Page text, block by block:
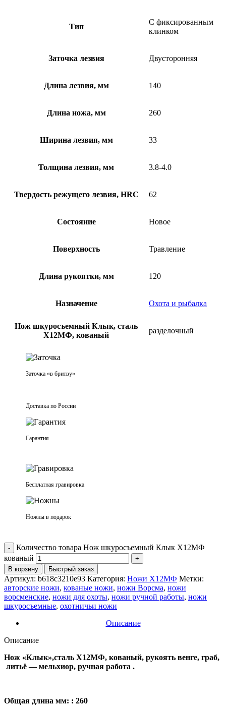
Тип
С фиксированным
клинком
Заточка лезвия Двусторонняя
Длина лезвия, мм 140
Длина ножа, мм 260
Ширина лезвия, мм 33
Толщина лезвия, мм 3.8-4.0
Твердость режущего лезвия, HRC 62
Состояние Новое
Поверхность Травление
Длина рукоятки, мм 120
Назначение Охота и рыбалка
Нож шкуросъемный Клык, сталь
Х12МФ, кованый
разделочный
Заточка «в бритву»
Доставка по России
Гарантия
Бесплатная гравировка
Ножны в подарок
Количество товара Нож шкуросъемный Клык Х12МФ
кованый
В корзину Быстрый заказ
Артикул: b618c3210e93 Категория: Ножи Х12МФ Метки:
авторские ножи, кованые ножи, ножи Ворсма, ножи
ворсменские, ножи для охоты, ножи ручной работы, ножи
шкуросъемные, охотничьи ножи
Описание
Описание
Нож «Клык»,сталь Х12МФ, кованый, рукоять венге, граб,
литьё — мельхиор, ручная работа .
Общая длина мм: : 260